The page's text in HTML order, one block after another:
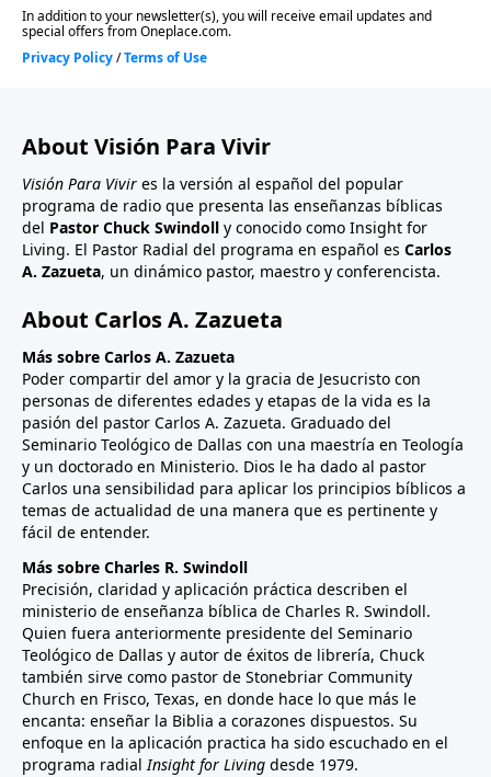
About Visión Para Vivir
Visión Para Vivir es la versión al español del popular
programa de radio que presenta las enseñanzas bíblicas
del Pastor Chuck Swindoll y conocido como Insight for
Living. El Pastor Radial del programa en español es Carlos
A. Zazueta, un dinámico pastor, maestro y conferencista.
About Carlos A. Zazueta
Más sobre Carlos A. Zazueta
Poder compartir del amor y la gracia de Jesucristo con
personas de diferentes edades y etapas de la vida es la
pasión del pastor Carlos A. Zazueta. Graduado del
Seminario Teológico de Dallas con una maestría en Teología
y un doctorado en Ministerio. Dios le ha dado al pastor
Carlos una sensibilidad para aplicar los principios bíblicos a
temas de actualidad de una manera que es pertinente y
fácil de entender.
Más sobre Charles R. Swindoll
Precisión, claridad y aplicación práctica describen el
ministerio de enseñanza bíblica de Charles R. Swindoll.
Quien fuera anteriormente presidente del Seminario
Teológico de Dallas y autor de éxitos de librería, Chuck
también sirve como pastor de Stonebriar Community
Church en Frisco, Texas, en donde hace lo que más le
encanta: enseñar la Biblia a corazones dispuestos. Su
enfoque en la aplicación practica ha sido escuchado en el
programa radialInsight for Living desde 1979.